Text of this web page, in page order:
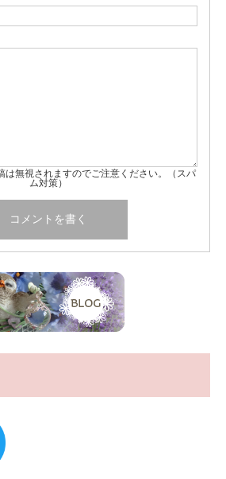
は無視されますのでご注意ください。（スパ
ム対策）